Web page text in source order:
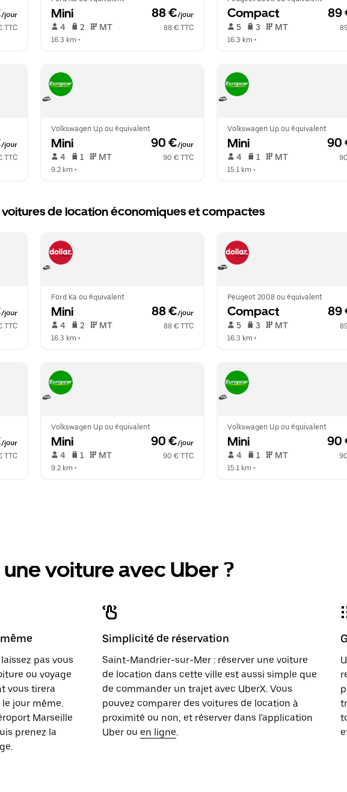
/jour
TTC
Mini 88 €/jour
4 2 MT
88 € TTC
16.3 km •
Compact 89
5 3 MT
16.3 km •
/jour
TTC
Volkswagen Up ou équivalent
Mini 90 €/jour
4 1 MT
90 € TTC
9.2 km •
Volkswagen Up ou équivalent
Mini 90
4 1 MT
15.1 km •
de location économiques et compactes
/jour
TTC
Ford Ka ou équivalent
Mini 88 €/jour
4 2 MT
88 € TTC
16.3 km •
Peugeot 2008 ou équivalent
Compact 89
5 3 MT
16.3 km •
/jour
TTC
Volkswagen Up ou équivalent
Mini 90 €/jour
4 1 MT
90 € TTC
9.2 km •
Volkswagen Up ou équivalent
Mini 90
4 1 MT
15.1 km •
voiture avec Uber ?
pas vous
ou voyage
vous tirera
jour même.
Marseille
prenez la
Simplicité de réservation
Saint-Mandrier-sur-Mer : réserver une voiture
de location dans cette ville est aussi simple que
de commander un trajet avec UberX. Vous
pouvez comparer des voitures de location à
proximité ou non, et réserver dans l'application
Uber ou en ligne.